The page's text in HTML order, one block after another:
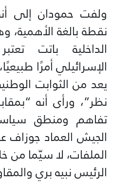
ولفت حمودان إلى
نقطة بالغة
الداخلية باتت
الإسرائيلي أمرًا
يعد من الثوابت
نظر”، ورأى أنه
تفاهم ومنطق
الجيش العماد جوزاف
الملفات، لا سيّما من
الرئيس نبيه بري